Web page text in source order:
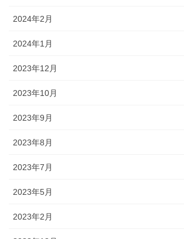
2024年2月
2024年1月
2023年12月
2023年10月
2023年9月
2023年8月
2023年7月
2023年5月
2023年2月